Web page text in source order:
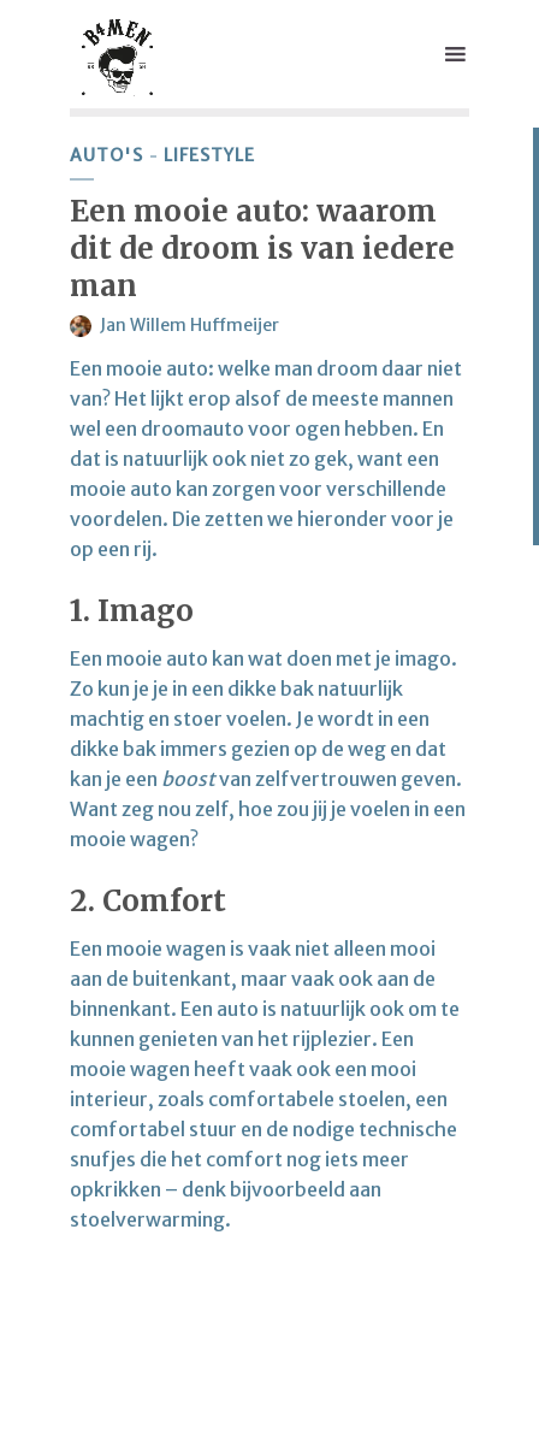
AUTO'S LIFESTYLE
Een mooie auto: waarom
dit de droom is van iedere
man
Jan Willem Huffmeijer
Een mooie auto: welke man droom daar niet
van? Het lijkt erop alsof de meeste mannen
wel een droomauto voor ogen hebben. En
dat is natuurlijk ook niet zo gek, want een
mooie auto kan zorgen voor verschillende
voordelen. Die zetten we hieronder voor je
op een rij.
1. Imago
Een mooie auto kan wat doen met je imago.
Zo kun je je in een dikke bak natuurlijk
machtig en stoer voelen. Je wordt in een
dikke bak immers gezien op de weg en dat
kan je een boostvan zelfvertrouwen geven.
Want zeg nou zelf, hoe zou jij je voelen in een
mooie wagen?
2. Comfort
Een mooie wagen is vaak niet alleen mooi
aan de buitenkant, maar vaak ook aan de
binnenkant. Een auto is natuurlijk ook om te
kunnen genieten van het rijplezier. Een
mooie wagen heeft vaak ook een mooi
interieur, zoals comfortabele stoelen, een
comfortabel stuur en de nodige technische
snufjes die het comfort nog iets meer
opkrikken – denk bijvoorbeeld aan
stoelverwarming.